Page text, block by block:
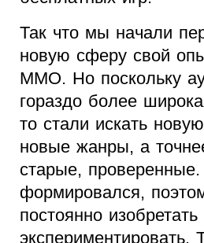
Так что мы начали
новую сферу свой
ММО. Но поскольку
гораздо более
то стали искать
новые жанры, а
старые,
формировался,
постоянно изобретать
экспериментировать.